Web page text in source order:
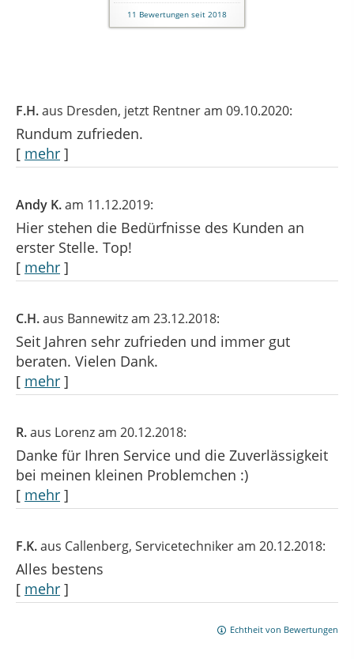
11 Bewertungen seit 2018
F.H.aus Dresden, jetzt Rentneram 09.10.2020:
Rundum zufrieden.
[ mehr ]
Andy K.am 11.12.2019:
Hier stehen die Bedürfnisse des Kunden an
erster Stelle. Top!
[ mehr ]
C.H.aus Bannewitzam 23.12.2018:
Seit Jahren sehr zufrieden und immer gut
beraten. Vielen Dank.
[ mehr ]
R.aus Lorenzam 20.12.2018:
Danke für Ihren Service und die Zuverlässigkeit
bei meinen kleinen Problemchen :)
[ mehr ]
F.K.aus Callenberg, Servicetechnikeram 20.12.2018:
Alles bestens
[ mehr ]
Echtheit von Bewertungen